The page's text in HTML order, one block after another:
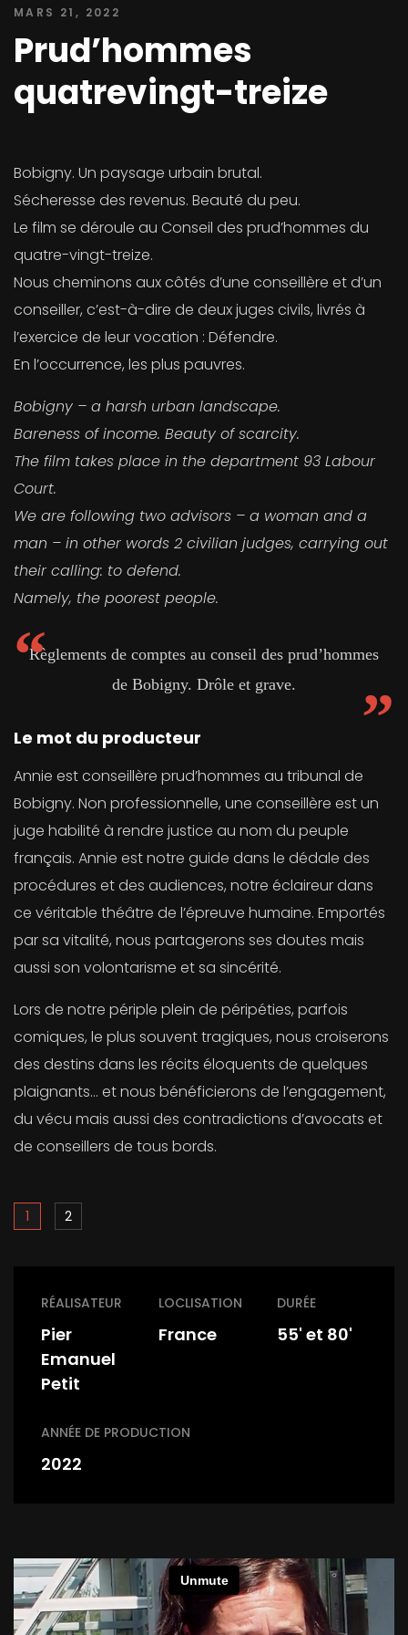
MARS 21, 2022
Prud’hommes
quatrevingt-treize
Bobigny. Un paysage urbain brutal.
Sécheresse des revenus. Beauté du peu.
Le film se déroule au Conseil des prud’hommes du
quatre-vingt-treize.
Nous cheminons aux côtés d’une conseillère et d’un
conseiller, c’est-à-dire de deux juges civils, livrés à
l’exercice de leur vocation : Défendre.
En l’occurrence, les plus pauvres.
Bobigny – a harsh urban landscape.
Bareness of income. Beauty of scarcity.
The film takes place in the department 93 Labour
Court.
We are following two advisors – a woman and a
man – in other words 2 civilian judges, carrying out
their calling: to defend.
Namely, the poorest people.
Règlements de comptes au conseil des prud’hommes
de Bobigny. Drôle et grave.
Le mot du producteur
Annie est conseillère prud’hommes au tribunal de
Bobigny. Non professionnelle, une conseillère est un
juge habilité à rendre justice au nom du peuple
français. Annie est notre guide dans le dédale des
procédures et des audiences, notre éclaireur dans
ce véritable théâtre de l’épreuve humaine. Emportés
par sa vitalité, nous partagerons ses doutes mais
aussi son volontarisme et sa sincérité.
Lors de notre périple plein de péripéties, parfois
comiques, le plus souvent tragiques, nous croiserons
des destins dans les récits éloquents de quelques
plaignants… et nous bénéficierons de l’engagement,
du vécu mais aussi des contradictions d’avocats et
de conseillers de tous bords.
1 2
RÉALISATEUR
Pier
Emanuel
Petit
LOCLISATION
France
DURÉE
55' et 80'
ANNÉE DE PRODUCTION
2022